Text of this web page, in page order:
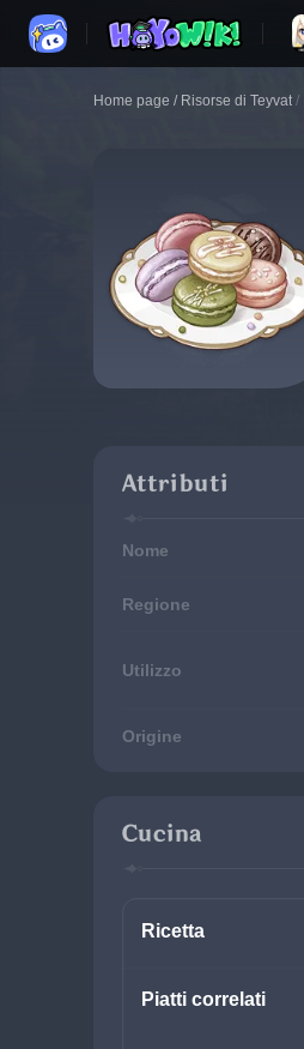
Home page / Risorse di Teyvat /
Attributi
Nome
Regione
Utilizzo
Origine
Cucina
Ricetta
Piatti correlati